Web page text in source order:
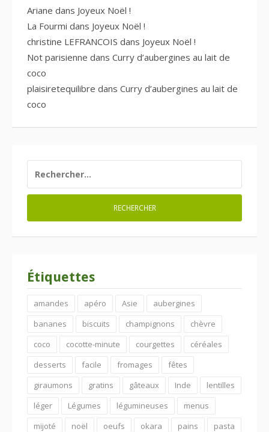
Ariane dans Joyeux Noël !
La Fourmi dans Joyeux Noël !
christine LEFRANCOIS dans Joyeux Noël !
Not parisienne dans Curry d’aubergines au lait de
coco
plaisiretequilibre dans Curry d’aubergines au lait de
coco
Étiquettes
amandes apéro Asie
aubergines
bananes
biscuits champignons
chèvre
coco
cocotte-minute courgettes
céréales
desserts
facile fromages
fêtes
giraumons
gratins gâteaux Inde
lentilles
léger
Légumes légumineuses
menus
mijoté
noël oeufs okara pains
pasta